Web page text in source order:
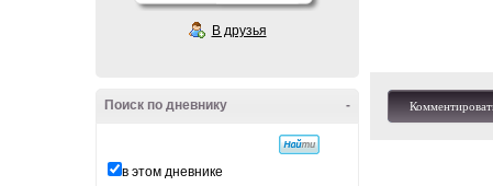
В друзья
-
Поиск по дневнику
в этом дневнике